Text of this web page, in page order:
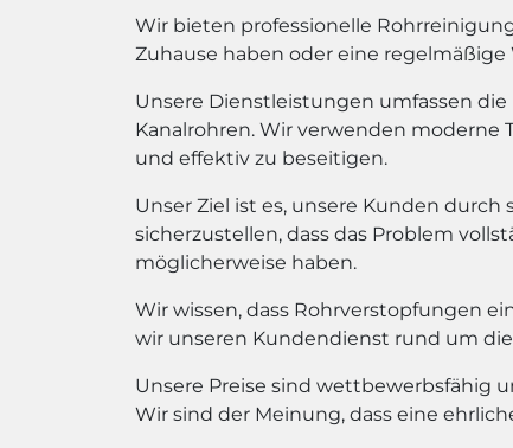
Wir bieten professionelle
Zuhause haben oder eine
Unsere Dienstleistungen umfassen
Kanalrohren. Wir verwenden moderne
und effektiv zu beseitigen.
Unser Ziel ist es, unsere Kunden
sicherzustellen, dass das Problem
möglicherweise haben.
Wir wissen, dass Rohrverstopfungen
wir unseren Kundendienst rund um
Unsere Preise sind wettbewerbsfähig
Wir sind der Meinung, dass eine